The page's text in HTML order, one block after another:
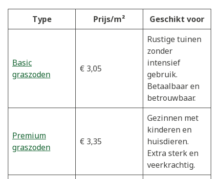
Type Prijs/m² Geschikt voor
Basic
graszoden
€ 3,05
Rustige tuinen
zonder
intensief
gebruik.
Betaalbaar en
betrouwbaar.
Premium
graszoden
€ 3,35
Gezinnen met
kinderen en
huisdieren.
Extra sterk en
veerkrachtig.